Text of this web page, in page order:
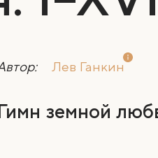
Лев Ганкин
Гимн земной